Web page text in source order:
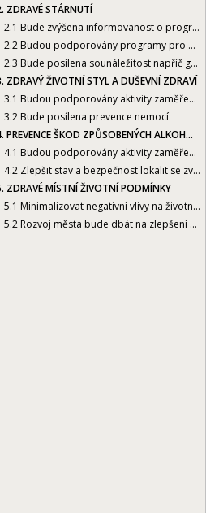
ZDRAVÉ STÁRNUTÍ
2.1 Bude zvýšena informovanost o programech aktivního stárnutí, sociálních službách i paliativní péči
2.2 Budou podporovány programy pro aktivní život seniorů
2.3 Bude posílena sounáležitost napříč generacemi a v rodinách
ZDRAVÝ ŽIVOTNÍ STYL A DUŠEVNÍ ZDRAVÍ
3.1 Budou podporovány aktivity zaměřené na správný životní styl obyvatel
3.2 Bude posílena prevence nemocí
PREVENCE ŠKOD ZPŮSOBENÝCH ALKOHOLEM, TABÁKEM A DROGAMI
4.1 Budou podporovány aktivity zaměřené na prevenci užívání alkoholu, tabáku a drog u dětí a mládeže
4.2 Zlepšit stav a bezpečnost lokalit se zvýšeným výskytem sociálně patologických jevů
ZDRAVÉ MÍSTNÍ ŽIVOTNÍ PODMÍNKY
5.1 Minimalizovat negativní vlivy na životní podmínky/prostředí
5.2 Rozvoj města bude dbát na zlepšení místních životních podmínek pro obyvatele
I PALIATIVNÍ PÉČI
DĚTÍ A MLÁDEŽE